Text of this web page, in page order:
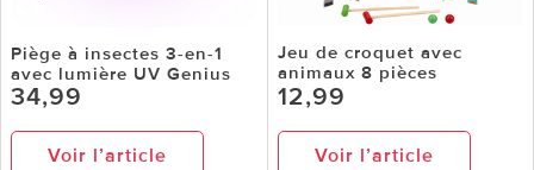
Piège à insectes 3-en-1
avec lumière UV Genius
34,99
Voir l’article
Jeu de croquet avec
animaux 8 pièces
12,99
Voir l’article